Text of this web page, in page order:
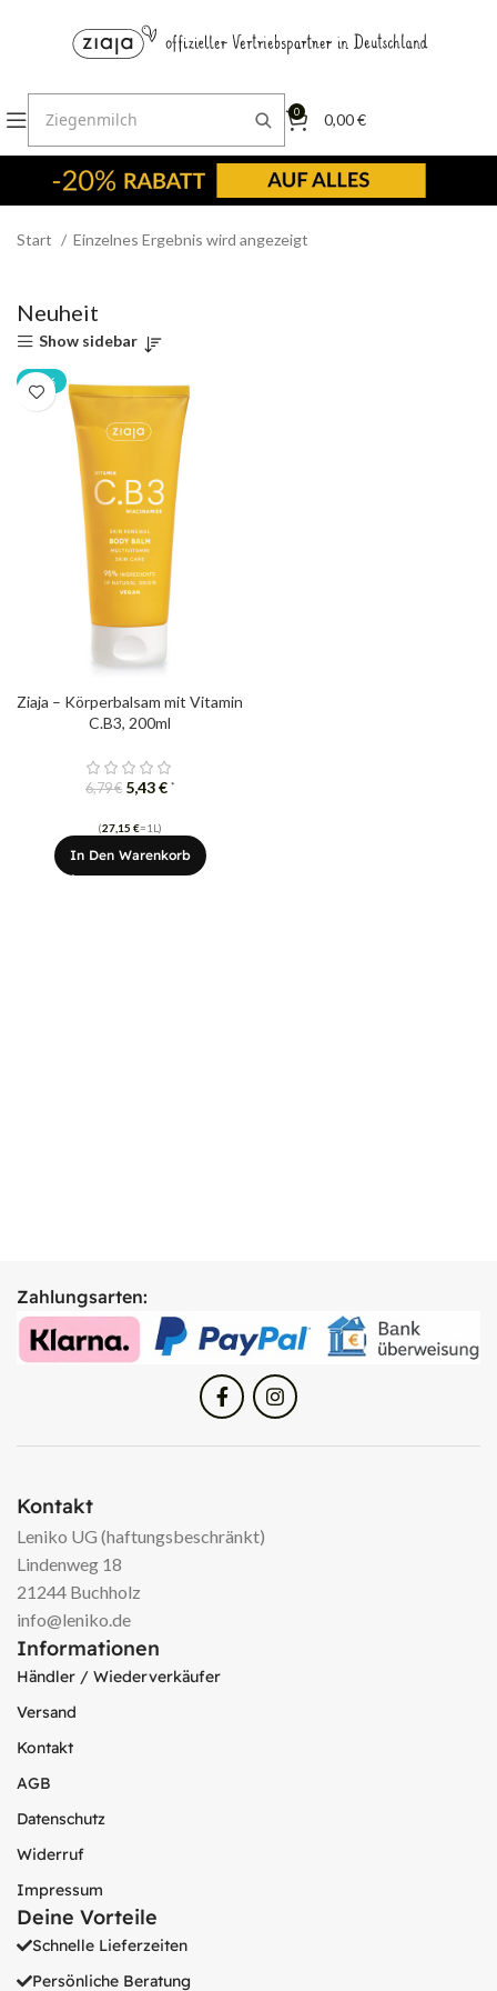
0 0,00€
Start Einzelnes Ergebnis wird angezeigt
Neuheit
Show sidebar
-20%
Ziaja – Körperbalsam mit Vitamin
C.B3, 200ml
6,79€ 5,43€ *
(27,15 €=1L)
In Den Warenkorb
Zahlungsarten:
Kontakt
Leniko UG (haftungsbeschränkt)
Lindenweg 18
21244 Buchholz
info@leniko.de
Informationen
Händler / Wiederverkäufer
Versand
Kontakt
AGB
Datenschutz
Widerruf
Impressum
Deine Vorteile
Schnelle Lieferzeiten
Persönliche Beratung